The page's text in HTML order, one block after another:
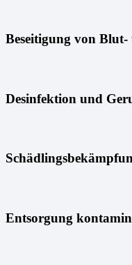
Beseitigung von Blut-
Desinfektion und
Entsorgung